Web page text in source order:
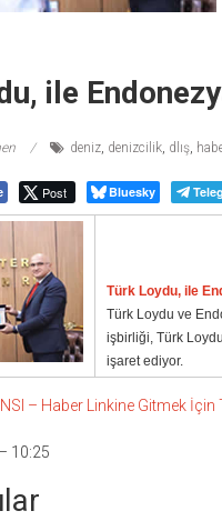
ile
deniz, denizcilik, dlış,
Post Bluesky
Türk Loydu, ile
Türk Loydu ve
işbirliği, Türk
işaret ediyor.
– Haber Linkine Gitmek İçin
10:25